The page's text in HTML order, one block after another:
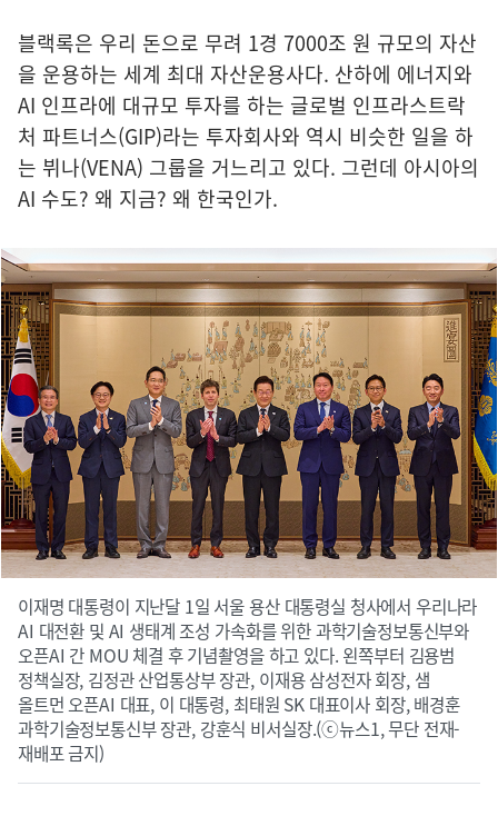
블랙록은 우리 돈으로 무려 1경 7000조 원 규모의 자산
을 운용하는 세계 최대 자산운용사다. 산하에 에너지와
AI 인프라에 대규모 투자를 하는 글로벌 인프라스트락
처 파트너스(GIP)라는 투자회사와 역시 비슷한 일을 하
는 뷔나(VENA) 그룹을 거느리고 있다. 그런데 아시아의
AI 수도? 왜 지금? 왜 한국인가.
이재명 대통령이 지난달 1일 서울 용산 대통령실 청사에서 우리나라
AI 대전환 및 AI 생태계 조성 가속화를 위한 과학기술정보통신부와
오픈AI 간 MOU 체결 후 기념촬영을 하고 있다. 왼쪽부터 김용범
정책실장, 김정관 산업통상부 장관, 이재용 삼성전자 회장, 샘
올트먼 오픈AI 대표, 이 대통령, 최태원 SK 대표이사 회장, 배경훈
과학기술정보통신부 장관, 강훈식 비서실장.(ⓒ뉴스1, 무단 전재-
재배포 금지)